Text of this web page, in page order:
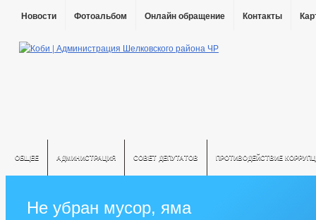
Новости Фотоальбом Онлайн обращение Контакты
ОБЩЕЕ АДМИНИСТРАЦИЯ СОВЕТ ДЕПУТАТОВ ПРОТИВОДЕЙСТВИЕ
Не убран мусор, яма